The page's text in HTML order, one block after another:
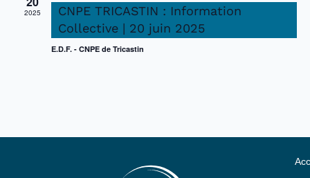
2025
CNPE TRICASTIN : Information
Collective | 20 juin 2025
E.D.F. - CNPE de Tricastin